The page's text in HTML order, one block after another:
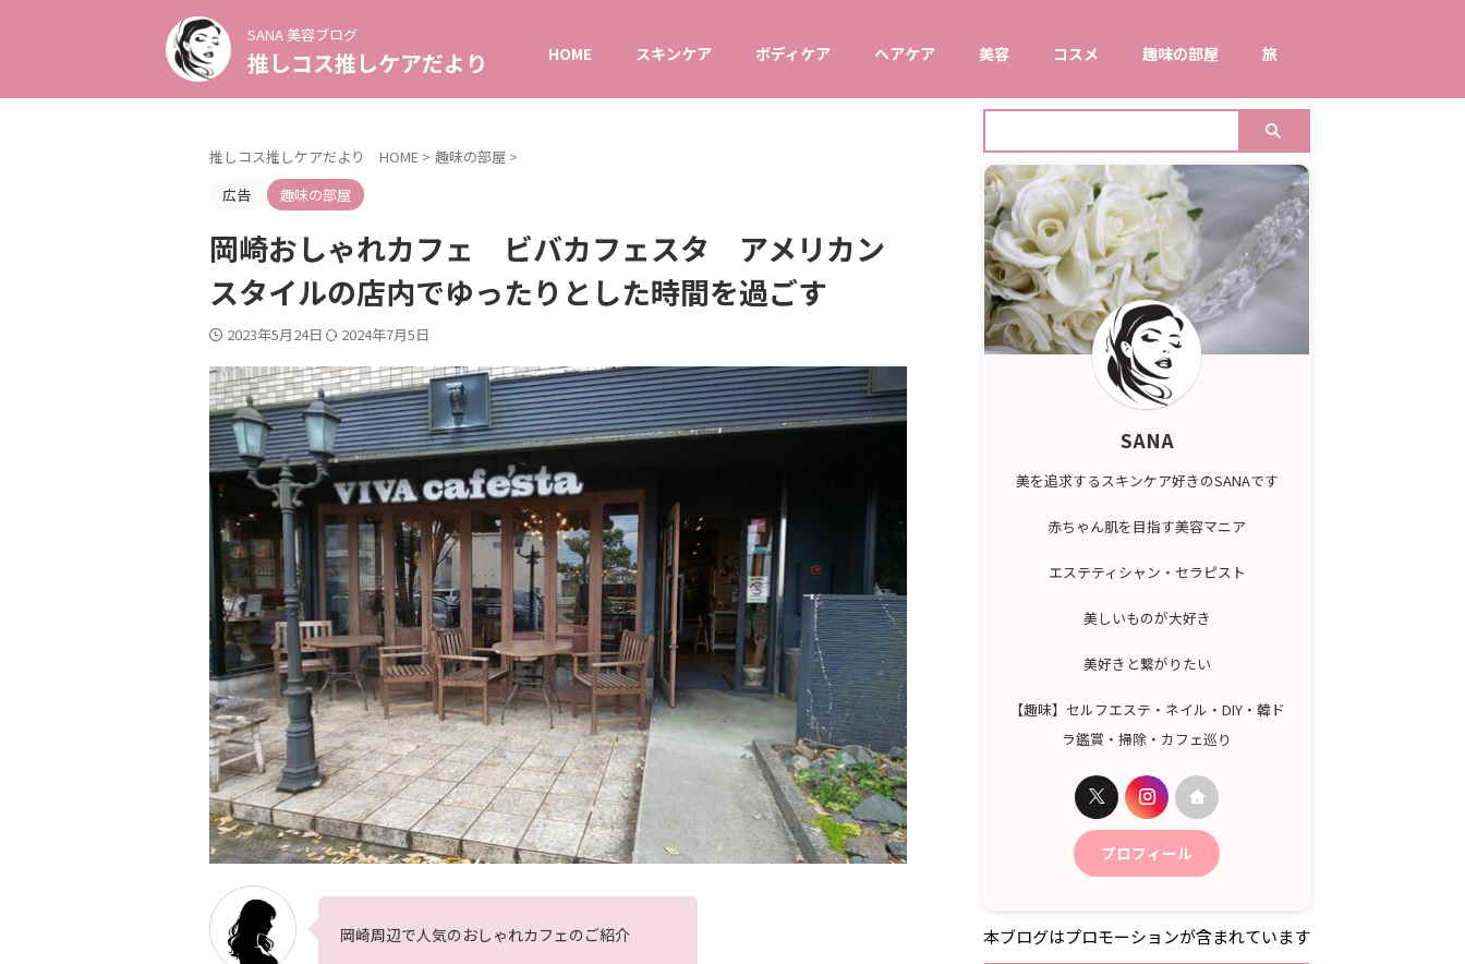
SANA 美容ブログ
推しコス推しケアだより HOME スキンケア ボディケア ヘアケア 美容 コスメ 趣味の部屋 旅
推しコス推しケアだより HOME > 趣味の部屋 >
広告
趣味の部屋
岡崎おしゃれカフェ ビバカフェスタ アメリカン
スタイルの店内でゆったりとした時間を過ごす
2023年5月24日 2024年7月5日
岡崎周辺で人気のおしゃれカフェのご紹介
SANA
美を追求するスキンケア好きのSANAです
赤ちゃん肌を目指す美容マニア
エステティシャン・セラピスト
美しいものが大好き
美好きと繋がりたい
【趣味】セルフエステ・ネイル・DIY・韓ド
ラ鑑賞・掃除・カフェ巡り
プロフィール
本ブログはプロモーションが含まれています